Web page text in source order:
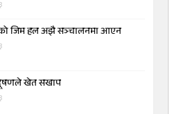
जिम हल अझै सञ्चालनमा आएन
खेत सखाप